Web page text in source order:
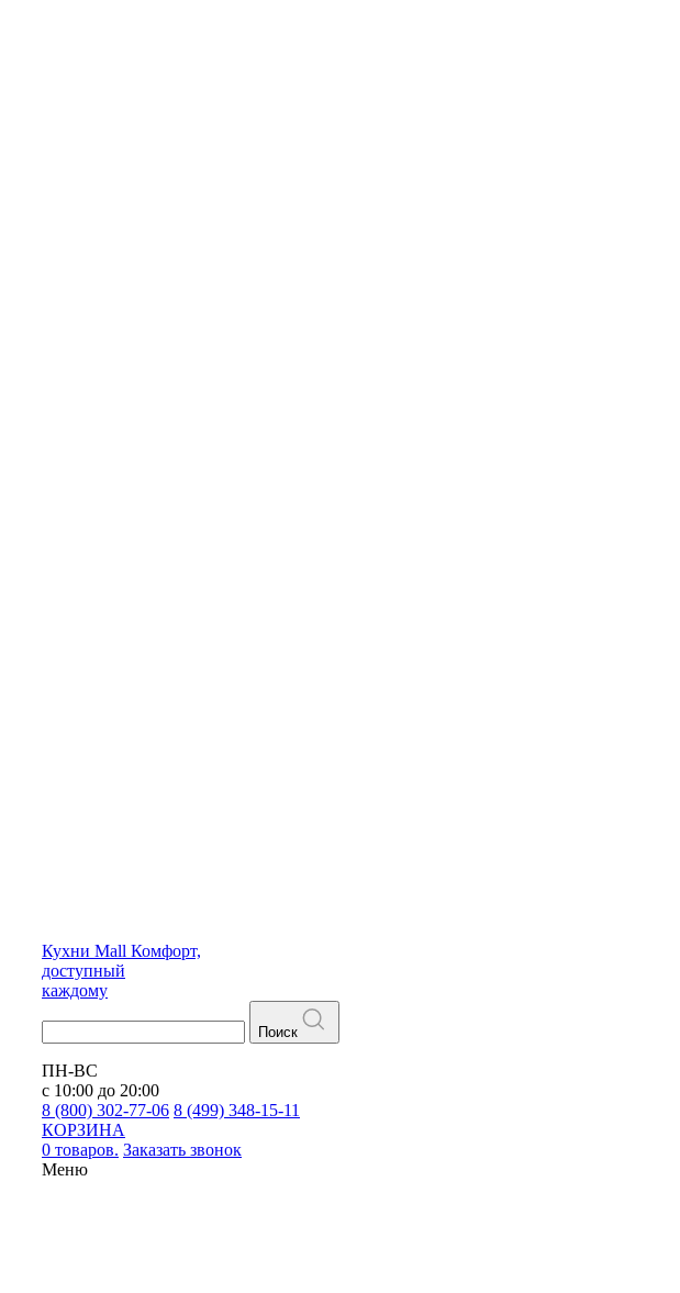
Кухни Mall Комфорт,
доступный
каждому
Поиск
ПН-ВС
с 10:00 до 20:00
8 (800) 302-77-06 8 (499) 348-15-11
КОРЗИНА
0 товаров. Заказать звонок
Меню